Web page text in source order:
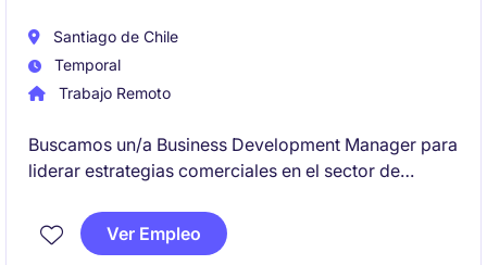
Santiago de Chile
Temporal
Trabajo Remoto
Buscamos un/a Business Development Manager para
liderar estrategias comerciales en el sector de
maximizar oportunidades de negocio y fortalecer la
presencia de la empresa en el mercado.
Ver Empleo